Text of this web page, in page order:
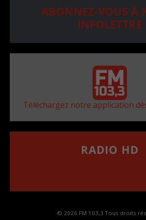
ABONNEZ-VOUS À
INFOLETTRE
Téléchargez notre application
RADIO HD
© 2026 FM 103,3 Tous droits